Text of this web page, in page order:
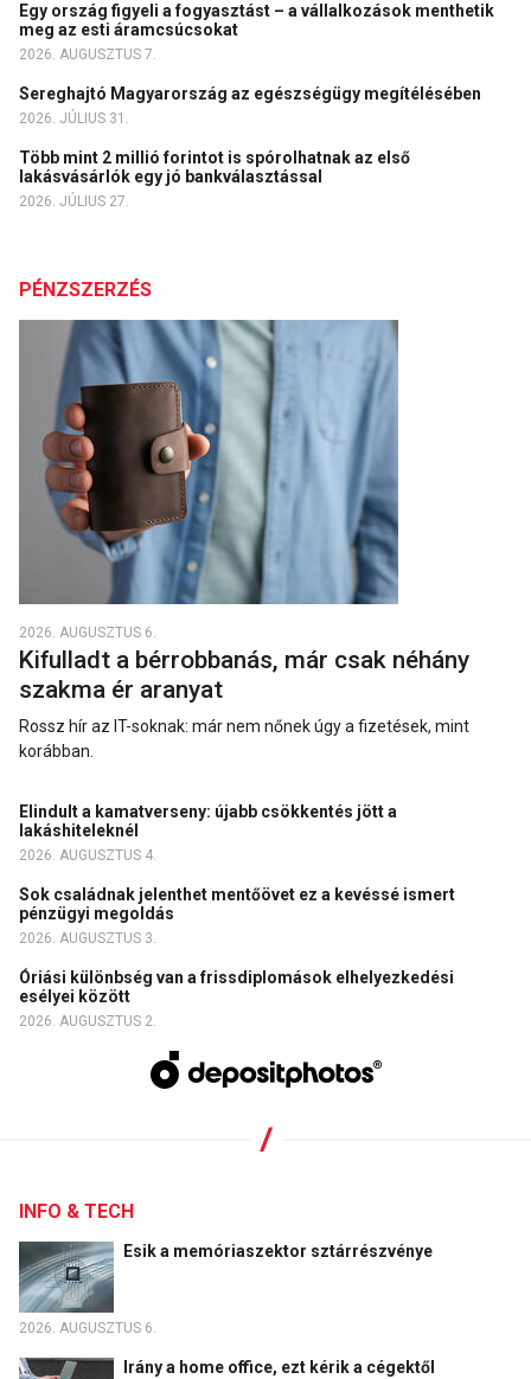
Egy ország figyeli a fogyasztást – a vállalkozások menthetik
meg az esti áramcsúcsokat
2026. AUGUSZTUS 7.
Sereghajtó Magyarország az egészségügy megítélésében
2026. JÚLIUS 31.
Több mint 2 millió forintot is spórolhatnak az első
lakásvásárlók egy jó bankválasztással
2026. JÚLIUS 27.
PÉNZSZERZÉS
2026. AUGUSZTUS 6.
Kifulladt a bérrobbanás, már csak néhány
szakma ér aranyat
Rossz hír az IT-soknak: már nem nőnek úgy a fizetések, mint
korábban.
Elindult a kamatverseny: újabb csökkentés jött a
lakáshiteleknél
2026. AUGUSZTUS 4.
Sok családnak jelenthet mentőövet ez a kevéssé ismert
pénzügyi megoldás
2026. AUGUSZTUS 3.
Óriási különbség van a frissdiplomások elhelyezkedési
esélyei között
2026. AUGUSZTUS 2.
INFO & TECH
Esik a memóriaszektor sztárrészvénye
2026. AUGUSZTUS 6.
Irány a home office, ezt kérik a cégektől